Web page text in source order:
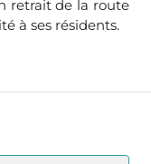
retrait de la route
à ses résidents.